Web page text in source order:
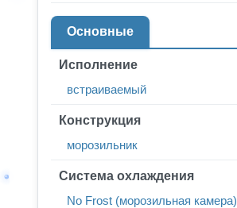
Основные
Исполнение
встраиваемый
Конструкция
морозильник
Система охлаждения
No Frost (морозильная камера)